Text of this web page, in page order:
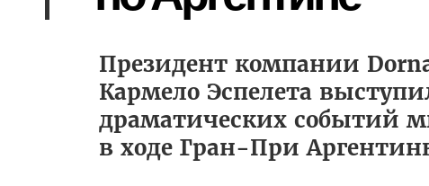
Президент компании
Кармело Эспелета
драматических событий
в ходе Гран-При